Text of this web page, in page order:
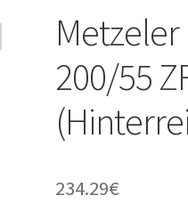
Metzeler
200/55
234.29€